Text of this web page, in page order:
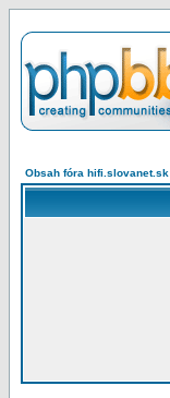
Obsah fóra hifi.slovanet.sk